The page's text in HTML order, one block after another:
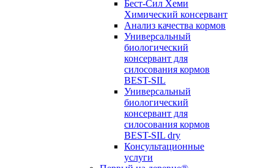
Бест-Сил Хеми
Химический консервант
Анализ качества кормов
Универсальный
биологический
консервант для
силосования кормов
BEST-SIL
Универсальный
биологический
консервант для
силосования кормов
BEST-SIL dry
Консультационные
услуги